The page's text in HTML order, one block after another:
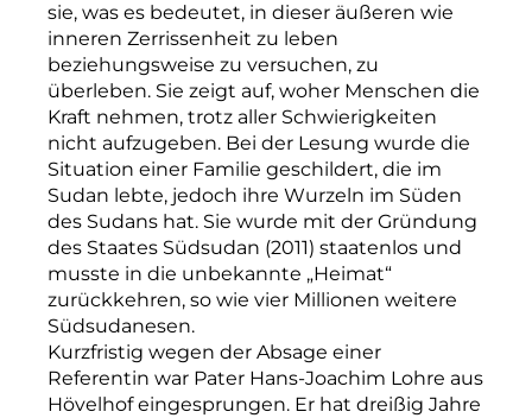
sie, was es bedeutet, in dieser äußeren wie
inneren Zerrissenheit zu leben
beziehungsweise zu versuchen, zu
überleben. Sie zeigt auf, woher Menschen die
Kraft nehmen, trotz aller Schwierigkeiten
nicht aufzugeben. Bei der Lesung wurde die
Situation einer Familie geschildert, die im
Sudan lebte, jedoch ihre Wurzeln im Süden
des Sudans hat. Sie wurde mit der Gründung
des Staates Südsudan (2011) staatenlos und
musste in die unbekannte „Heimat“
zurückkehren, so wie vier Millionen weitere
Südsudanesen.
Kurzfristig wegen der Absage einer
Referentin war Pater Hans-Joachim Lohre aus
Hövelhof eingesprungen. Er hat dreißig Jahre